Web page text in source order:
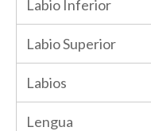
Labio Inferior
Labio Superior
Labios
Lengua